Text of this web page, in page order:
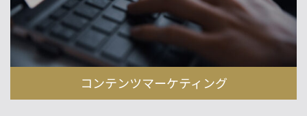
コンテンツマーケティング